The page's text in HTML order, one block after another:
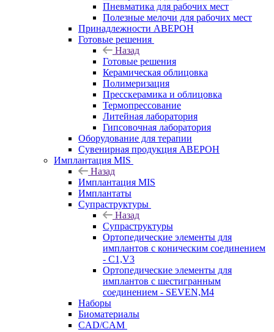
Пневматика для рабочих мест
Полезные мелочи для рабочих мест
Принадлежности АВЕРОН
Готовые решения
Назад
Готовые решения
Керамическая облицовка
Полимеризация
Пресскерамика и облицовка
Термопрессование
Литейная лаборатория
Гипсовочная лаборатория
Оборудование для терапии
Сувенирная продукция АВЕРОН
Имплантация MIS
Назад
Имплантация MIS
Имплантаты
Супраструктуры
Назад
Супраструктуры
Ортопедические элементы для
имплантов с коническим соединением
- C1,V3
Ортопедические элементы для
имплантов с шестигранным
соединением - SEVEN,M4
Наборы
Биоматериалы
CAD/CAM